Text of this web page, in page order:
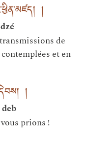
།
de
et en
།
prions !